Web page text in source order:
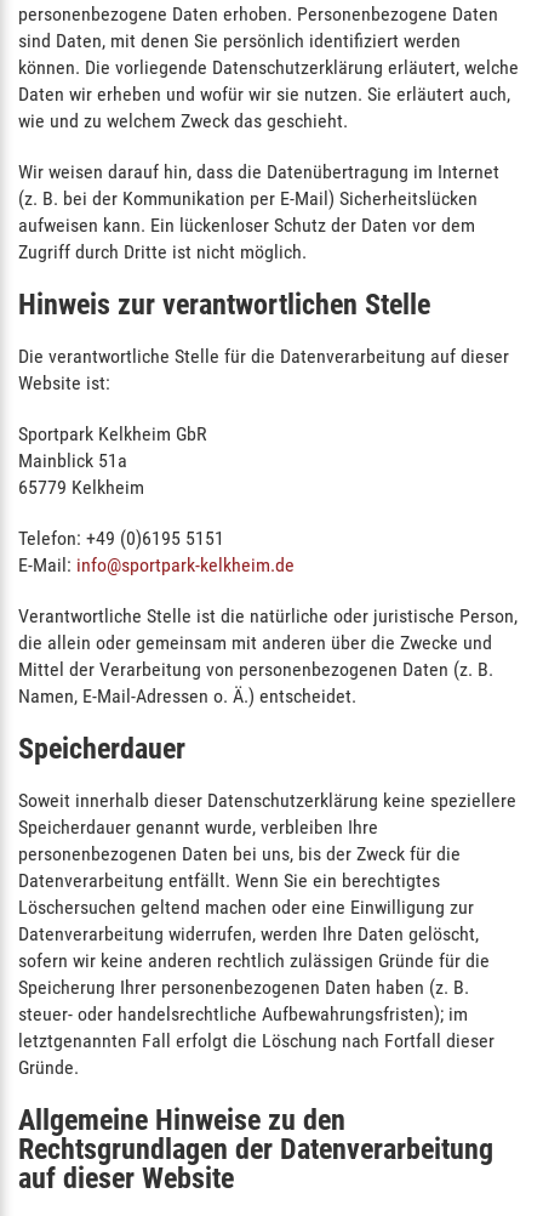
personenbezogene Daten erhoben. Personenbezogene Daten
sind Daten, mit denen Sie persönlich identifiziert werden
können. Die vorliegende Datenschutzerklärung erläutert, welche
Daten wir erheben und wofür wir sie nutzen. Sie erläutert auch,
wie und zu welchem Zweck das geschieht.
Wir weisen darauf hin, dass die Datenübertragung im Internet
(z. B. bei der Kommunikation per E-Mail) Sicherheitslücken
aufweisen kann. Ein lückenloser Schutz der Daten vor dem
Zugriff durch Dritte ist nicht möglich.
Hinweis zur verantwortlichen Stelle
Die verantwortliche Stelle für die Datenverarbeitung auf dieser
Website ist:
Sportpark Kelkheim GbR
Mainblick 51a
65779 Kelkheim
Telefon: +49 (0)6195 5151
E-Mail: info@sportpark-kelkheim.de
Verantwortliche Stelle ist die natürliche oder juristische Person,
die allein oder gemeinsam mit anderen über die Zwecke und
Mittel der Verarbeitung von personenbezogenen Daten (z. B.
Namen, E-Mail-Adressen o. Ä.) entscheidet.
Speicherdauer
Soweit innerhalb dieser Datenschutzerklärung keine speziellere
Speicherdauer genannt wurde, verbleiben Ihre
personenbezogenen Daten bei uns, bis der Zweck für die
Datenverarbeitung entfällt. Wenn Sie ein berechtigtes
Löschersuchen geltend machen oder eine Einwilligung zur
Datenverarbeitung widerrufen, werden Ihre Daten gelöscht,
sofern wir keine anderen rechtlich zulässigen Gründe für die
Speicherung Ihrer personenbezogenen Daten haben (z. B.
steuer- oder handelsrechtliche Aufbewahrungsfristen); im
letztgenannten Fall erfolgt die Löschung nach Fortfall dieser
Gründe.
Allgemeine Hinweise zu den
Rechtsgrundlagen der Datenverarbeitung
auf dieser Website